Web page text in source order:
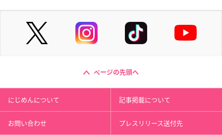
ページの先頭へ
にじめんについて 記事掲載について
お問い合わせ プレスリリース送付先